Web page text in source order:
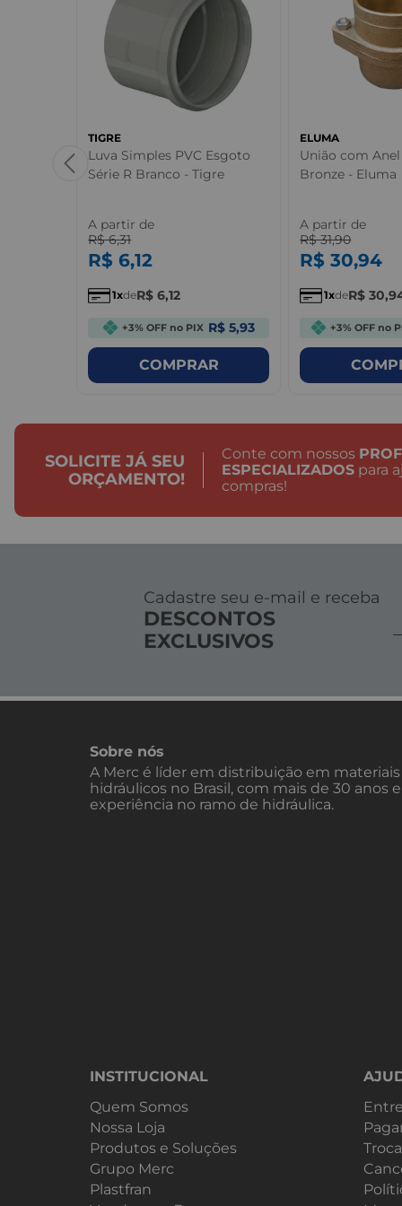
TIGRE
Luva Simples PVC Esgoto
Série R Branco - Tigre
A partir de
R$ 6,31
R$ 6,12
1 deR$ 6,12
+3% OFF no PIX R$ 5,93
COMPRAR
ELUMA
União com
Bronze - Eluma
A partir de
R$ 31,90
R$ 30,94
1 deR$ 30,
+3% OFF no
Conte com nossos
ESPECIALIZADOS para
compras!
SOLICITE JÁ SEU
ORÇAMENTO!
Cadastre seu e-mail e receba
DESCONTOS
EXCLUSIVOS
Sobre nós
A Merc é líder em distribuição em materiais
hidráulicos no Brasil, com mais de 30 anos
experiência no ramo de hidráulica.
INSTITUCIONAL
Quem Somos
Nossa Loja
Produtos e Soluções
Grupo Merc
Plastfran